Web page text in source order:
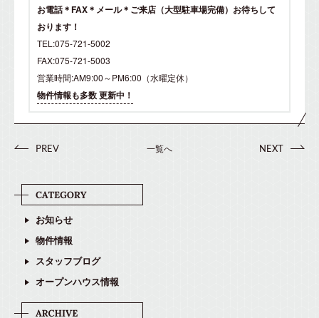
お電話＊FAX＊メール＊ご来店（大型駐車場完備）お待ちして
おります！
TEL:075-721-5002
FAX:075-721-5003
営業時間:AM9:00～PM6:00（水曜定休）
物件情報も多数 更新中！
PREV 一覧へ NEXT
お知らせ
物件情報
スタッフブログ
オープンハウス情報